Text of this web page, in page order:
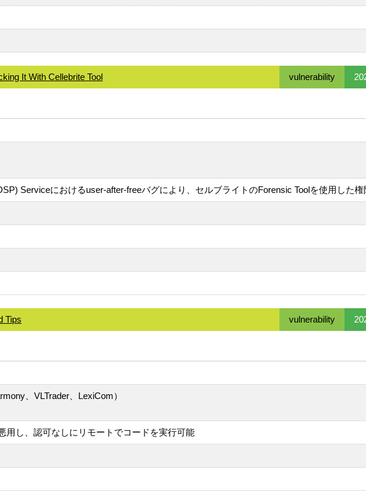
It With Cellebrite Tool vulnerability
Serviceにおけるuser-after-freeバグにより、セルブライトのForensic Toolを使用した
Tips vulnerability
、VLTrader、LexiCom）
用し、認可なしにリモートでコードを実行可能